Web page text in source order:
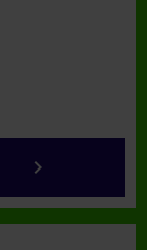
keyboard_arrow_right